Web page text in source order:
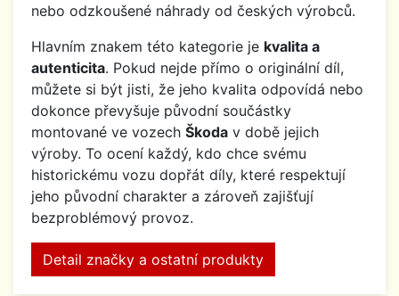
nebo odzkoušené náhrady od českých výrobců.
Hlavním znakem této kategorie je kvalita a
autenticita. Pokud nejde přímo o originální díl,
můžete si být jisti, že jeho kvalita odpovídá nebo
dokonce převyšuje původní součástky
montované ve vozech Škoda v době jejich
výroby. To ocení každý, kdo chce svému
historickému vozu dopřát díly, které respektují
jeho původní charakter a zároveň zajišťují
bezproblémový provoz.
Detail značky a ostatní produkty